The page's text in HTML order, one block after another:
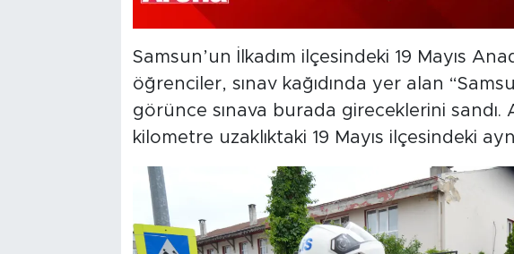
Samsun’un İlkadım ilçesindeki 19 Mayıs
öğrenciler, sınav kağıdında yer alan
görünce sınava burada gireceklerini sandı.
kilometre uzaklıktaki 19 Mayıs ilçesindeki